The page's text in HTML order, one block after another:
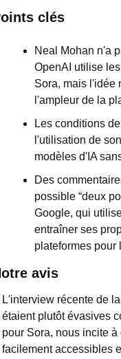
clés
Neal Mohan n'a
OpenAI utilise
Sora, mais l'idée
l'ampleur de la
Les conditions
l'utilisation de
modèles d'IA
Des
possible “deux
Google, qui
entraîner ses
plateformes pour
avis
L'interview récente de
étaient plutôt évasives
pour Sora, nous incite
facilement accessibles